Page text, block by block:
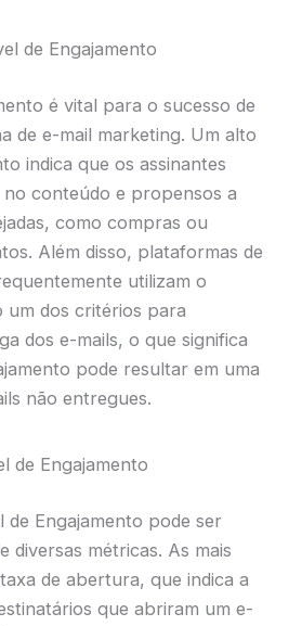
de Engajamento
é vital para o sucesso de
de e-mail marketing. Um alto
indica que os assinantes
no conteúdo e propensos a
como compras ou
Além disso, plataformas de
utilizam o
um dos critérios para
dos e-mails, o que significa
pode resultar em uma
não entregues.
de Engajamento
de Engajamento pode ser
diversas métricas. As mais
de abertura, que indica a
que abriram um e-